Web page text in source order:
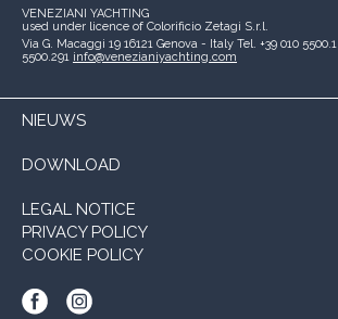
VENEZIANI YACHTING
used under licence of Colorificio Zetagi S.r.l.
Via G. Macaggi 19 16121 Genova - Italy Tel. +39 010 5500.1
5500.291 info@venezianiyachting.com
NIEUWS
DOWNLOAD
LEGAL NOTICE
PRIVACY POLICY
COOKIE POLICY